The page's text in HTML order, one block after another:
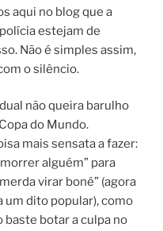
aqui no blog que a
estejam de
Não é simples assim,
o silêncio.
não queira barulho
do Mundo.
mais sensata a fazer:
alguém” para
virar boné” (agora
dito popular), como
baste botar a culpa no